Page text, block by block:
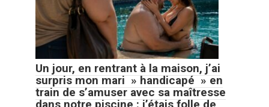
Un jour, en rentrant à la maison, j’ai
surpris mon mari » handicapé » en
train de s’amuser avec sa maîtresse
dans notre piscine : j’étais folle de